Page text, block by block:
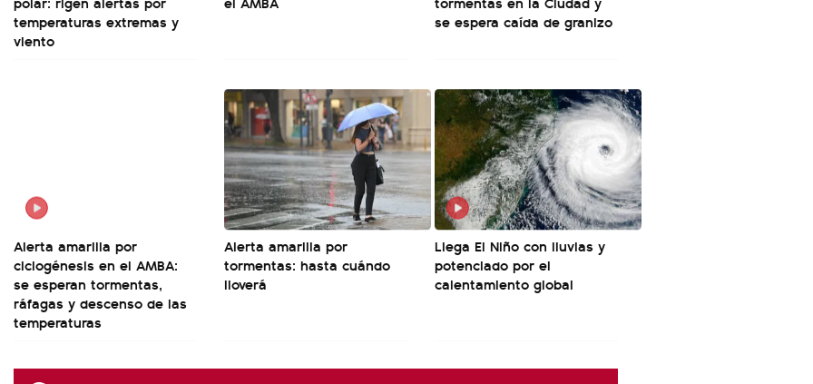
temperaturas extremas y
viento
se espera caída de granizo
Alerta amarilla por
ciclogénesis en el AMBA:
se esperan tormentas,
ráfagas y descenso de las
temperaturas
Alerta amarilla por
tormentas: hasta cuándo
lloverá
Llega El Niño con lluvias y
potenciado por el
calentamiento global